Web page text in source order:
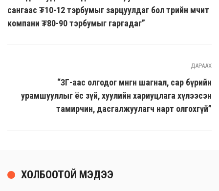
сангаас ₮10-12 тэрбумыг зарцуулдаг бол төрийн өмчит
компани ₮80-90 тэрбумыг гаргадаг”
ДАРААХ
“ЗГ-аас олгодог мөнгөн шагнал, сар бүрийн
урамшууллыг ёс зүй, хуулийн хариуцлага хүлээсэн
тамирчин, дасгалжуулагч нарт олгохгүй”
ХОЛБООТОЙ МЭДЭЭ